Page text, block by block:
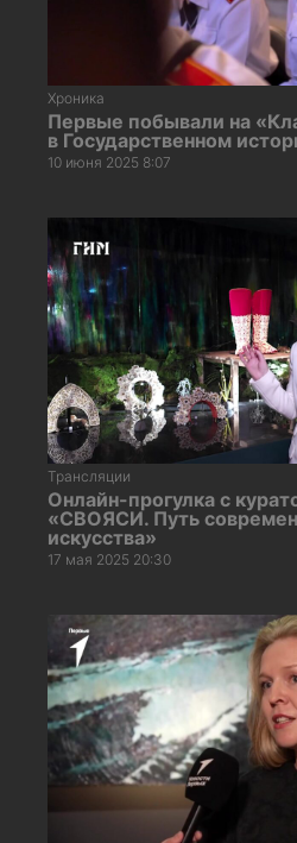
Хроника
Первые побывали на
в Государственном
10 июня 2025 8:07
Трансляции
Онлайн-прогулка с
«СВОЯСИ. Путь
искусства»
17 мая 2025 20:30